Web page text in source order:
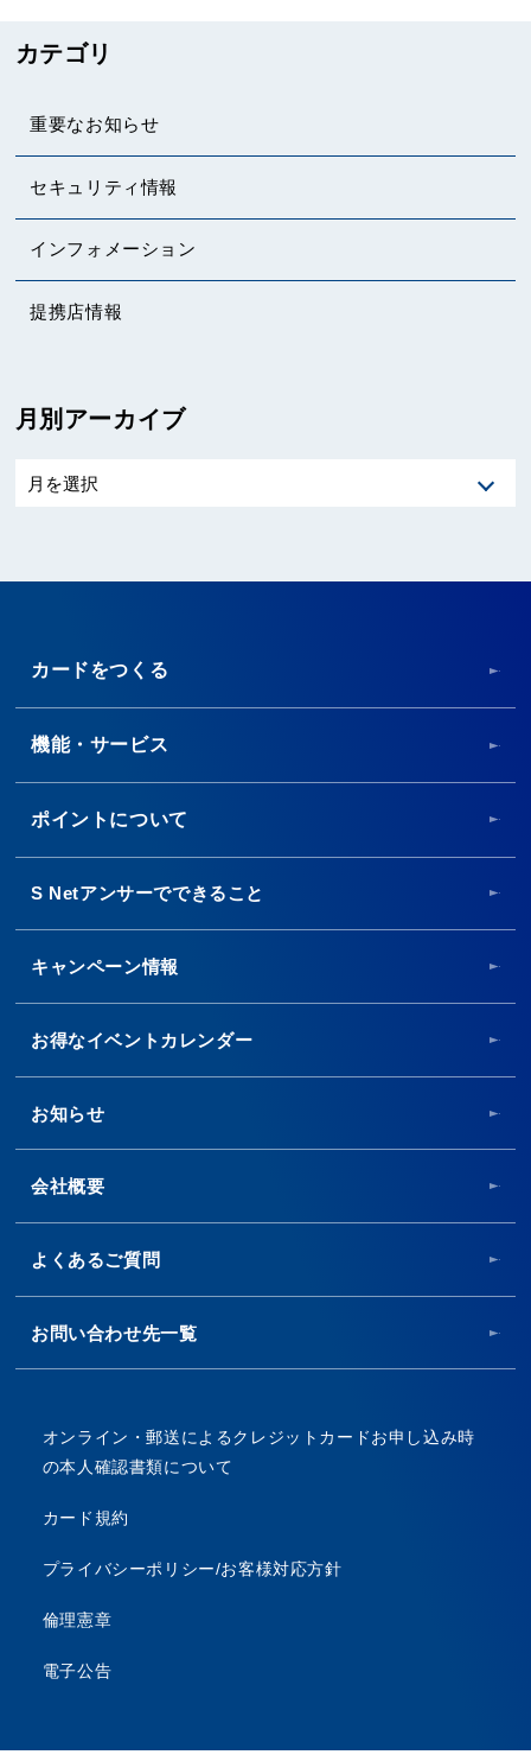
カテゴリ
重要なお知らせ
セキュリティ情報
インフォメーション
提携店情報
月別アーカイブ
カードをつくる
機能・サービス
ポイントについて
S Netアンサーでできること
キャンペーン情報
お得なイベントカレンダー
お知らせ
会社概要
よくあるご質問
お問い合わせ先一覧
オンライン・郵送によるクレジットカードお申し込み時
の本人確認書類について
カード規約
プライバシーポリシー/お客様対応方針
倫理憲章
電子公告